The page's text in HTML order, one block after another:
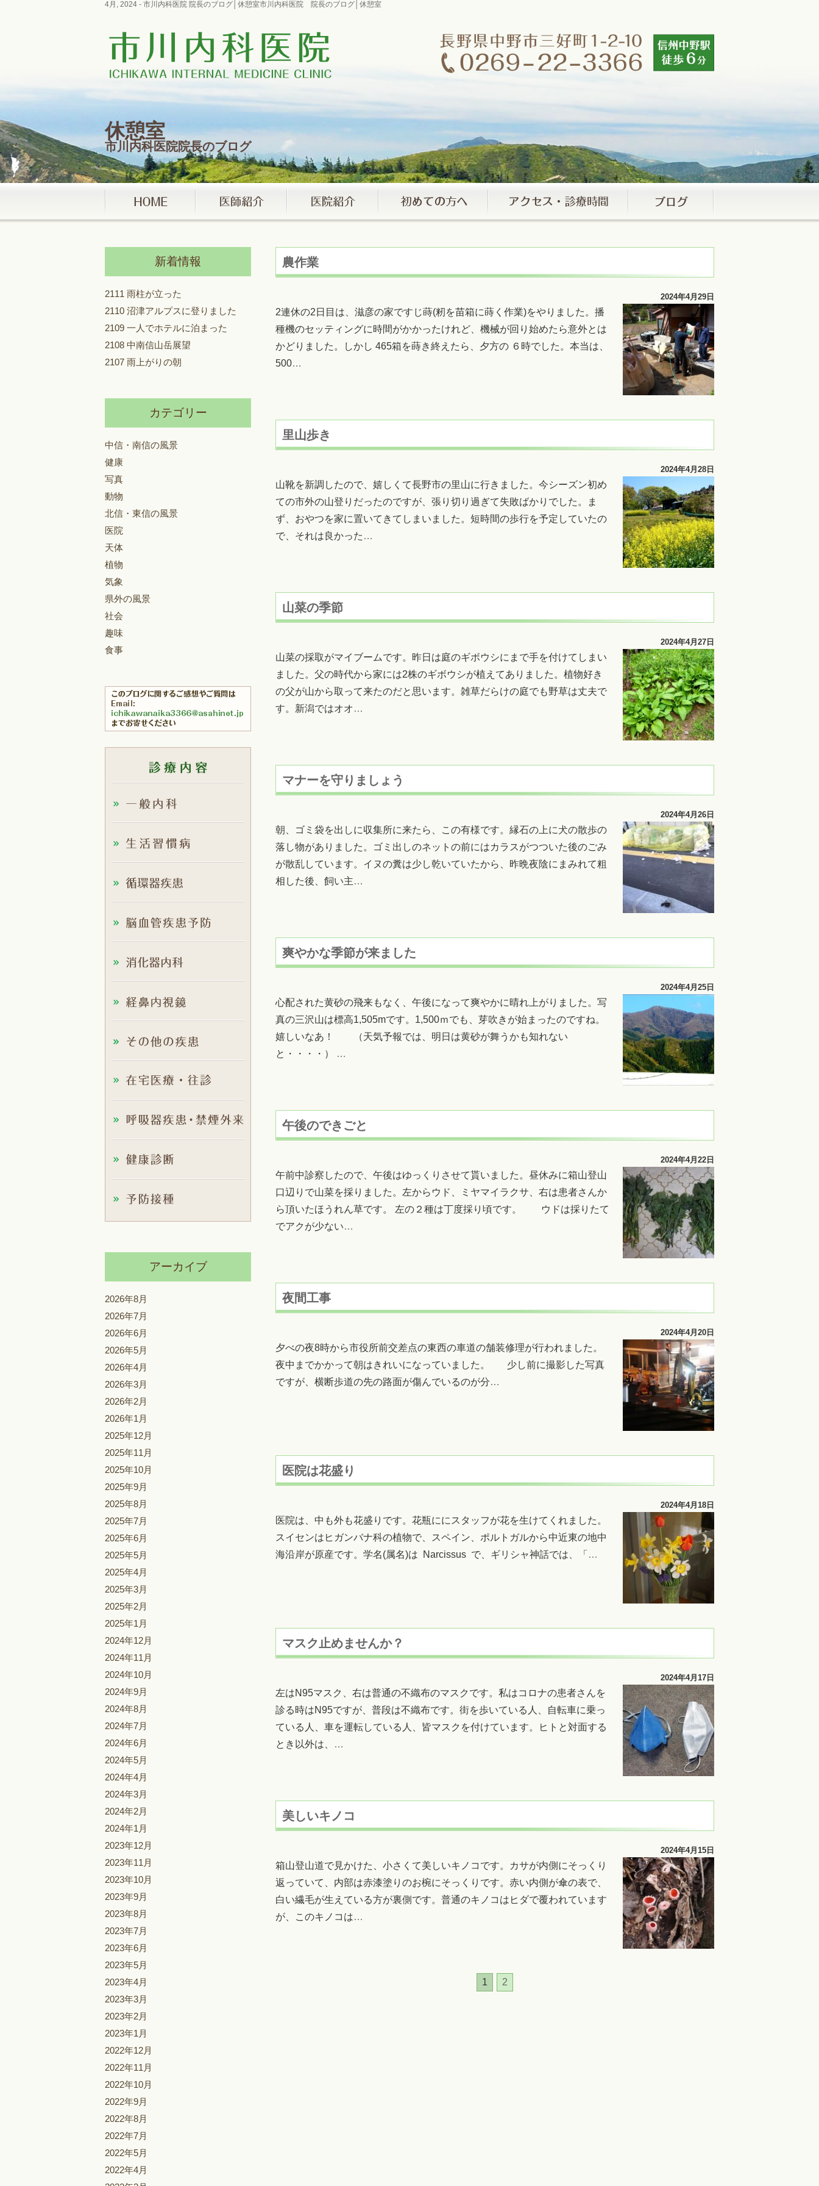
4月, 2024 - 市川内科医院 院長のブログ│休憩室市川内科医院 院長のブログ│休憩室
休憩室
市川内科医院院長のブログ
農作業
2024年4月29日
2連休の2日目は、滋彦の家ですじ蒔(籾を苗箱に蒔く作業)をやりました。播
種機のセッティングに時間がかかったけれど、機械が回り始めたら意外とは
かどりました。しかし 465箱を蒔き終えたら、夕方の ６時でした。本当は、
500…
里山歩き
2024年4月28日
山靴を新調したので、嬉しくて長野市の里山に行きました。今シーズン初め
ての市外の山登りだったのですが、張り切り過ぎて失敗ばかりでした。ま
ず、おやつを家に置いてきてしまいました。短時間の歩行を予定していたの
で、それは良かった …
山菜の季節
2024年4月27日
山菜の採取がマイブームです。昨日は庭のギボウシにまで手を付けてしまい
ました。父の時代から家には2株のギボウシが植えてありました。植物好き
の父が山から取って来たのだと思います。雑草だらけの庭でも野草は丈夫で
す。新潟ではオオ…
マナーを守りましょう
2024年4月26日
朝、ゴミ袋を出しに収集所に来たら、この有様です。縁石の上に犬の散歩の
落し物がありました。ゴミ出しのネットの前にはカラスがつついた後のごみ
が散乱しています。イヌの糞は少し乾いていたから、昨晩夜陰にまみれて粗
相した後、飼い主…
爽やかな季節が来ました
2024年4月25日
心配された黄砂の飛来もなく、午後になって爽やかに晴れ上がりました。写
真の三沢山は標高1,505mです。1,500ｍでも、芽吹きが始まったのですね。
嬉しいなあ！ （天気予報では、明日は黄砂が舞うかも知れない
と・・・・）
…
午後のできごと
2024年4月22日
午前中診察したので、午後はゆっくりさせて貰いました。昼休みに箱山登山
口辺りで山菜を採りました。左からウド、ミヤマイラクサ、右は患者さんか
ら頂いたほうれん草です。 左の２種は丁度採り頃です。 ウドは採りたて
でアクが少ない…
夜間工事
2024年4月20日
夕べの夜8時から市役所前交差点の東西の車道の舗装修理が行われました。
夜中までかかって朝はきれいになっていました。 少し前に撮影した写真
ですが、横断歩道の先の路面が傷んでいるのが分…
医院は花盛り
2024年4月18日
医院は、中も外も花盛りです。花瓶ににスタッフが花を生けてくれました。
スイセンはヒガンバナ科の植物で、スペイン、ポルトガルから中近東の地中
海沿岸が原産です。学名(属名)は Narcissus で、ギリシャ神話では、「 …
マスク止めませんか？
2024年4月17日
左はN95マスク、右は普通の不織布のマスクです。私はコロナの患者さんを
診る時はN95ですが、普段は不織布です。街を歩いている人、自転車に乗っ
ている人、車を運転している人、皆マスクを付けています。ヒトと対面する
とき以外は、
…
美しいキノコ
2024年4月15日
箱山登山道で見かけた、小さくて美しいキノコです。カサが内側にそっくり
返っていて、内部は赤漆塗りのお椀にそっくりです。赤い内側が傘の表で、
白い繊毛が生えている方が裏側です。普通のキノコはヒダで覆われています
が、このキノコは…
1 2
新着情報
2111 雨柱が立った
2110 沼津アルプスに登りました
2109 一人でホテルに泊まった
2108 中南信山岳展望
2107 雨上がりの朝
カテゴリー
中信・南信の風景
健康
写真
動物
北信・東信の風景
医院
天体
植物
気象
県外の風景
社会
趣味
食事
アーカイブ
2026年8月
2026年7月
2026年6月
2026年5月
2026年4月
2026年3月
2026年2月
2026年1月
2025年12月
2025年11月
2025年10月
2025年9月
2025年8月
2025年7月
2025年6月
2025年5月
2025年4月
2025年3月
2025年2月
2025年1月
2024年12月
2024年11月
2024年10月
2024年9月
2024年8月
2024年7月
2024年6月
2024年5月
2024年4月
2024年3月
2024年2月
2024年1月
2023年12月
2023年11月
2023年10月
2023年9月
2023年8月
2023年7月
2023年6月
2023年5月
2023年4月
2023年3月
2023年2月
2023年1月
2022年12月
2022年11月
2022年10月
2022年9月
2022年8月
2022年7月
2022年5月
2022年4月